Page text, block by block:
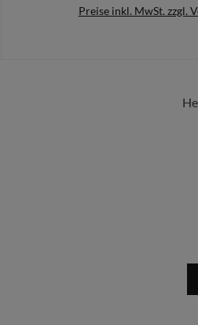
Preise inkl. MwSt. zzgl.
Details